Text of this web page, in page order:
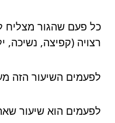
כל פעם שהגור מצליח
רצויה (קפיצה, נשיכה,
לפעמים השיעור הזה
לפעמים הוא שיעור